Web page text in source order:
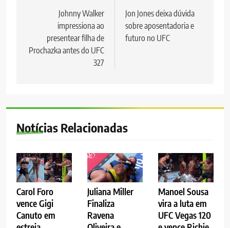
Post
Johnny Walker
impressiona ao
presentear filha de
Prochazka antes do UFC
327
Jon Jones deixa dúvida
sobre aposentadoria e
futuro no UFC
Notícias Relacionadas
Carol Foro
vence Gigi
Canuto em
Juliana Miller
Finaliza
Ravena
Manoel Sousa
vira a luta em
UFC Vegas 120